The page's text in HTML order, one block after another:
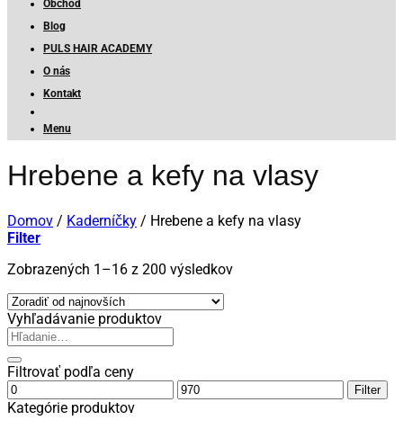
Obchod
Blog
PULS HAIR ACADEMY
O nás
Kontakt
Menu
Hrebene a kefy na vlasy
Domov / Kaderníčky / Hrebene a kefy na vlasy
Filter
Zobrazených 1–16 z 200 výsledkovZoradené
Vyhľadávanie produktov
Hľadať:
Filtrovať podľa ceny
Minimálna
cena
Maximálna
cena
Filter
Kategórie produktov